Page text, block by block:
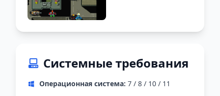
Системные требования
Операционная система: 7 / 8 / 10 / 11